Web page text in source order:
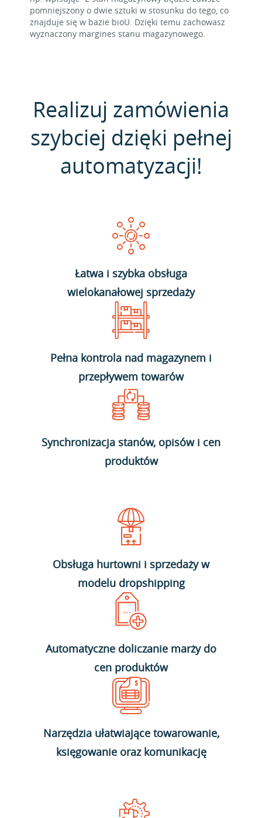
pomniejszony o dwie sztuki w stosunku do tego, co
znajduje się w bazie bioU. Dzięki temu zachowasz
wyznaczony margines stanu magazynowego.
Realizuj zamówienia
szybciej dzięki pełnej
automatyzacji!
Łatwa i szybka obsługa
wielokanałowej sprzedaży
Pełna kontrola nad magazynem i
przepływem towarów
Synchronizacja stanów, opisów i cen
produktów
Obsługa hurtowni i sprzedaży w
modelu dropshipping
Automatyczne doliczanie marży do
cen produktów
Narzędzia ułatwiające towarowanie,
księgowanie oraz komunikację